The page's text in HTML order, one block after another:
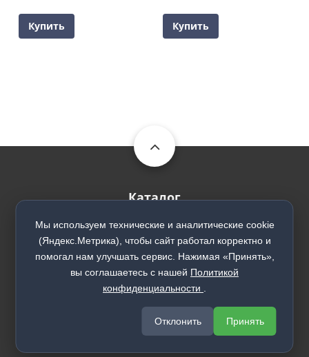
Купить Купить
Каталог
Входные двери
Межкомнатные двери
Межкомнатные перегородки
Арки
Стеновые панели
Мы используем технические и аналитические cookie
(Яндекс.Метрика), чтобы сайт работал корректно и
помогал нам улучшать сервис. Нажимая «Принять»,
вы соглашаетесь с нашей Политикой
конфиденциальности
Отклонить Принять